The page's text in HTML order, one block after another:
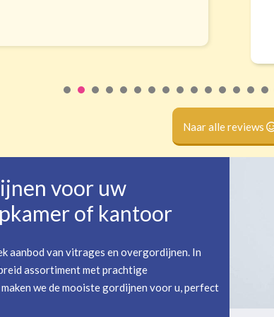
,Amersfoort
Naar alle reviews
voor uw
of kantoor
aanbod van vitrages en overgordijnen. In
assortiment met prachtige
we de mooiste gordijnen voor u, perfect